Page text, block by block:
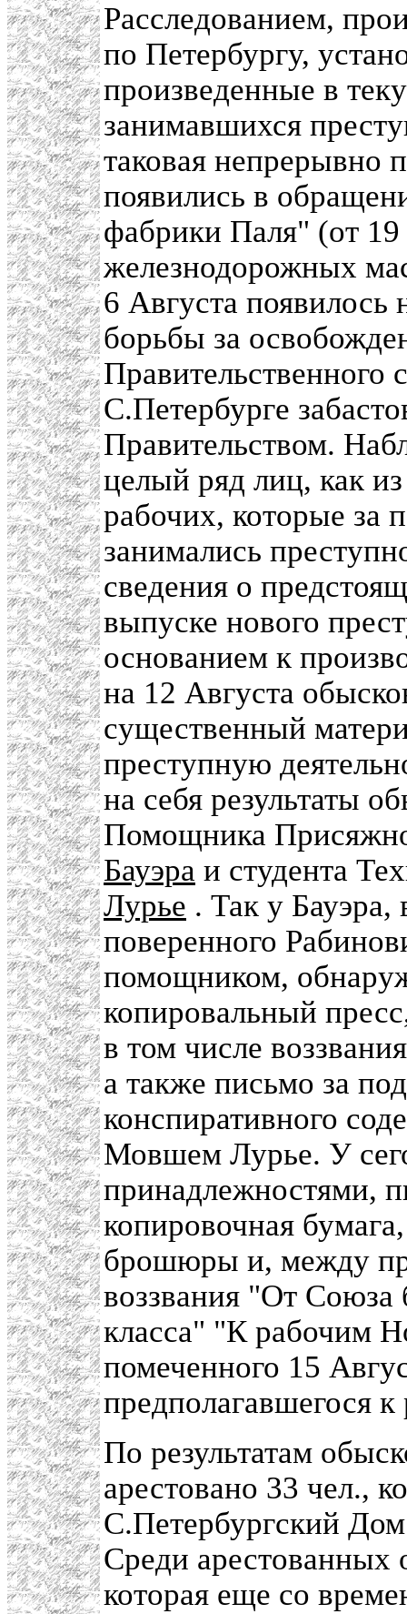
Расследованием,
по Петербургу,
произведенные в
занимавшихся
таковая непрерывно
появились в
фабрики Паля" (от
железнодорожных
6 Августа
борьбы за
С.Петербурге
Правительством.
целый ряд лиц, как из
рабочих, которые за
занимались
сведения о
выпуске нового
основанием к
на 12 Августа
существенный
преступную
на себя результаты
Помощника
Бауэра и студента
Лурье . Так у Бауэра,
поверенного
помощником,
копировальный
в том числе
а также письмо за
конспиративного
Мовшем Лурье. У
принадлежностями,
копировочная
брошюры и, между
воззвания "От Союза
класса" "К рабочим
помеченного 15
предполагавшегося
По результатам
арестовано 33 чел.,
С.Петербургский
Среди арестованных
которая еще со